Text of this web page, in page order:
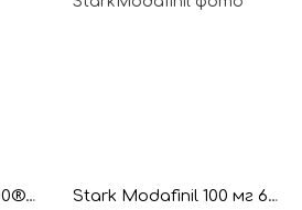
John Lee Modanil-200® 10 таблеток (Модафініл) Stark Modafinil 100 мг 60 таблеток